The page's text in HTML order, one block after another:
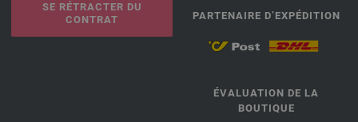
SE RÉTRACTER DU
CONTRAT
PARTENAIRE D’EXPÉDITION
ÉVALUATION DE LA
BOUTIQUE